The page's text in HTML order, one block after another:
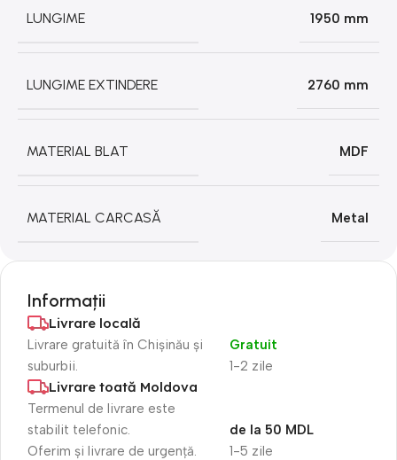
LUNGIME 1950 mm
LUNGIME EXTINDERE 2760 mm
MATERIAL BLAT MDF
MATERIAL CARCASĂ Metal
Informații
Livrare locală
Livrare gratuită în Chișinău și
suburbii.
1-2 zile
Gratuit
Livrare toată Moldova
Termenul de livrare este
stabilit telefonic.
Oferim și livrare de urgență.
1-5 zile
de la 50 MDL